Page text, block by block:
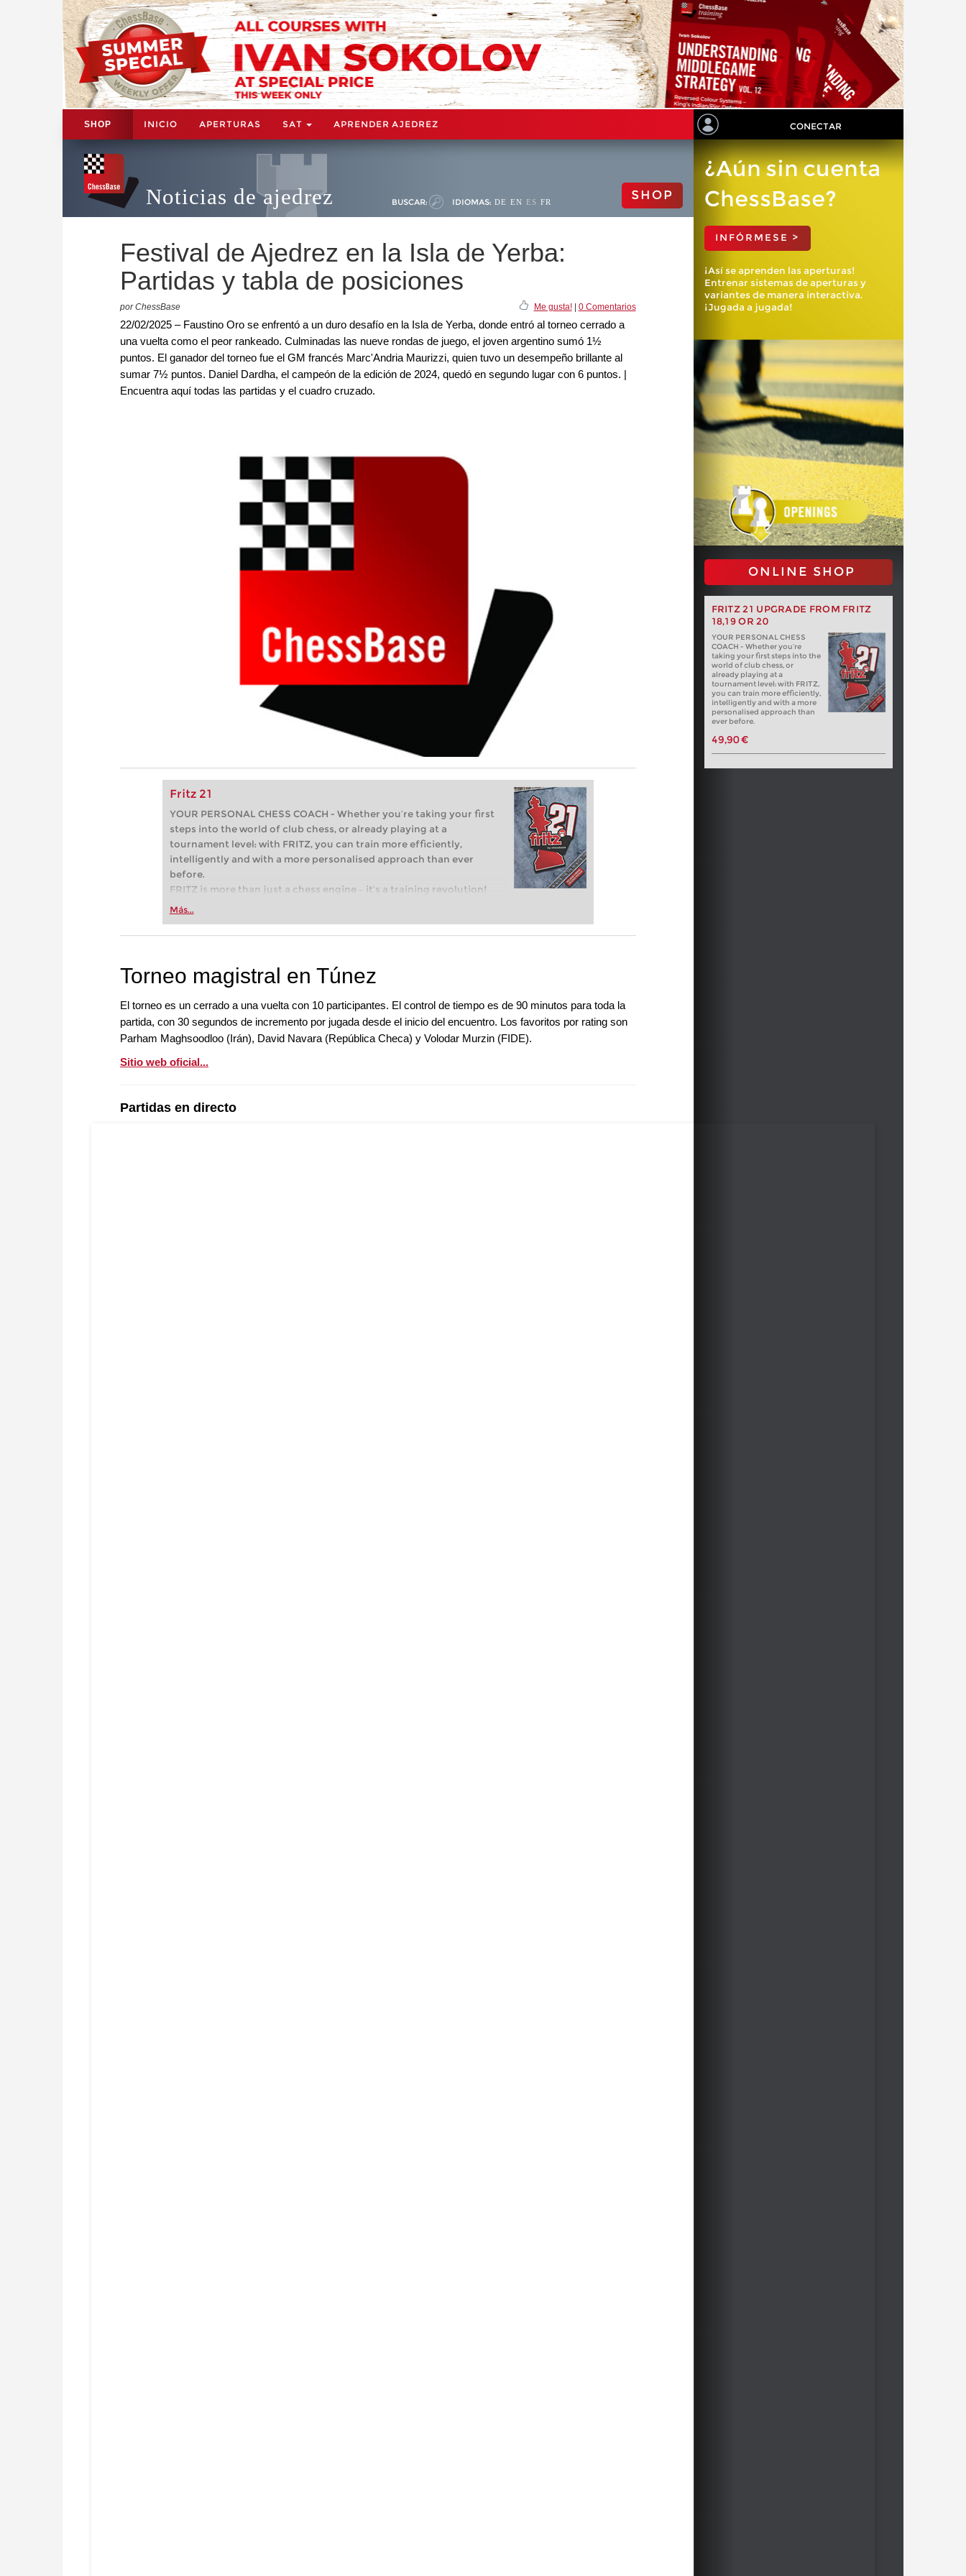
SHOP INICIO APERTURAS SAT APRENDER AJEDREZ CONECTAR
Noticias de ajedrez BUSCAR: IDIOMAS: DE EN ES FR SHOP
Festival de Ajedrez en la Isla de Yerba:
Partidas y tabla de posiciones
por ChessBase Me gusta!| 0 Comentarios
22/02/2025 – Faustino Oro se enfrentó a un duro desafío en la Isla de Yerba, donde entró al torneo cerrado a
una vuelta como el peor rankeado. Culminadas las nueve rondas de juego, el joven argentino sumó 1½
puntos. El ganador del torneo fue el GM francés Marc'Andria Maurizzi, quien tuvo un desempeño brillante al
sumar 7½ puntos. Daniel Dardha, el campeón de la edición de 2024, quedó en segundo lugar con 6 puntos. |
Encuentra aquí todas las partidas y el cuadro cruzado.
Fritz 21
YOUR PERSONAL CHESS COACH - Whether you’re taking your first
steps into the world of club chess, or already playing at a
tournament level: with FRITZ, you can train more efficiently,
intelligently and with a more personalised approach than ever
before.
FRITZ is more than just a chess engine – it’s a training revolution!
Whether you’re taking your first steps into the world of club chess,
more efficiently, intelligently and with a more personalised
Más...
¿Aún sin cuenta
ChessBase?
INFÓRMESE >
¡Así se aprenden las aperturas!
Entrenar sistemas de aperturas y
variantes de manera interactiva.
¡Jugada a jugada!
ONLINE SHOP
FRITZ 21 UPGRADE FROM FRITZ
18,19 OR 20
YOUR PERSONAL CHESS
COACH - Whether you’re
taking your first steps into the
world of club chess, or
already playing at a
tournament level: with FRITZ,
you can train more efficiently,
intelligently and with a more
personalised approach than
ever before.
49,90 €
Torneo magistral en Túnez
El torneo es un cerrado a una vuelta con 10 participantes. El control de tiempo es de 90 minutos para toda la
partida, con 30 segundos de incremento por jugada desde el inicio del encuentro. Los favoritos por rating son
Parham Maghsoodloo (Irán), David Navara (República Checa) y Volodar Murzin (FIDE).
Sitio web oficial...
Partidas en directo